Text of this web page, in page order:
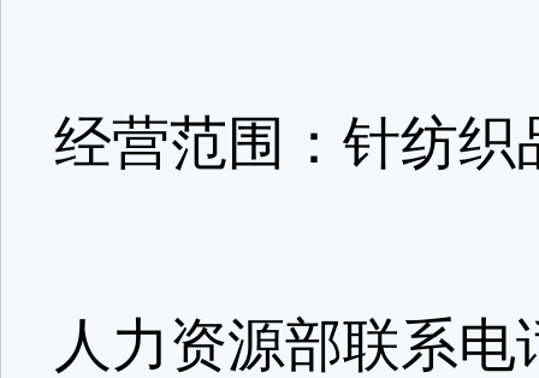
经营范围：针纺
人力资源部联系